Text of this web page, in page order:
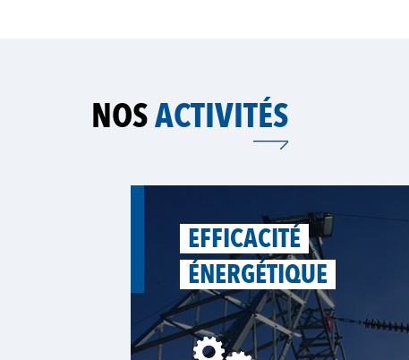
NOSACTIVITÉS
EFFICACITÉ
ÉNERGÉTIQUE